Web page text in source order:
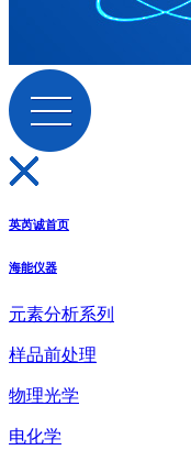
英芮诚首页
海能仪器
元素分析系列
样品前处理
物理光学
电化学